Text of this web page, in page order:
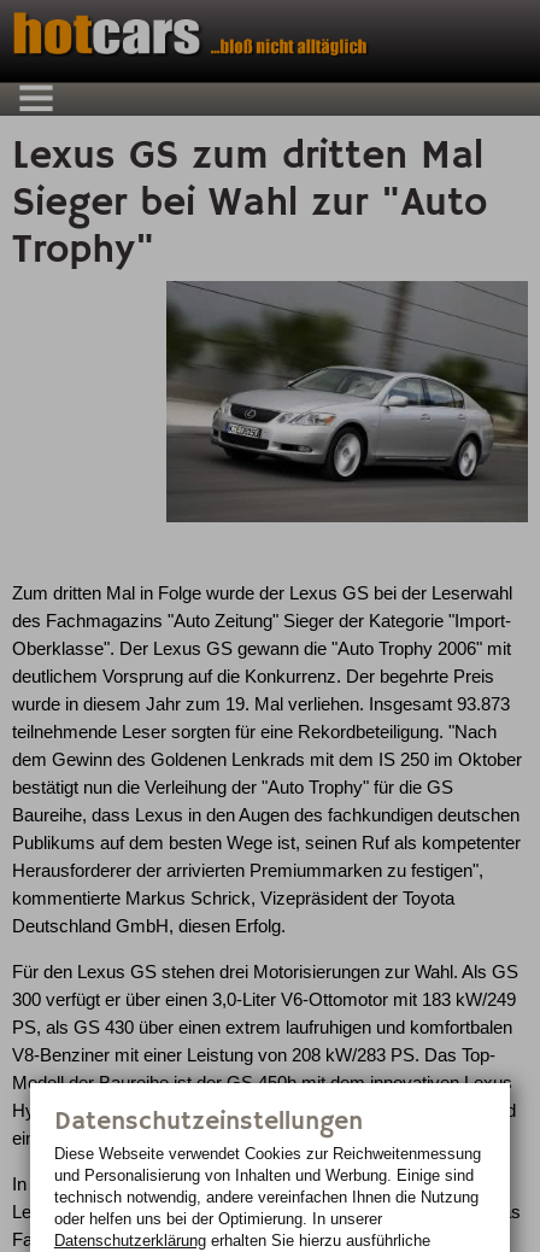
Lexus GS zum dritten Mal
Sieger bei Wahl zur "Auto
Trophy"
Zum dritten Mal in Folge wurde der Lexus GS bei der Leserwahl
des Fachmagazins "Auto Zeitung" Sieger der Kategorie "Import-
Oberklasse". Der Lexus GS gewann die "Auto Trophy 2006" mit
deutlichem Vorsprung auf die Konkurrenz. Der begehrte Preis
wurde in diesem Jahr zum 19. Mal verliehen. Insgesamt 93.873
teilnehmende Leser sorgten für eine Rekordbeteiligung. "Nach
dem Gewinn des Goldenen Lenkrads mit dem IS 250 im Oktober
bestätigt nun die Verleihung der "Auto Trophy" für die GS
Baureihe, dass Lexus in den Augen des fachkundigen deutschen
Publikums auf dem besten Wege ist, seinen Ruf als kompetenter
Herausforderer der arrivierten Premiummarken zu festigen",
kommentierte Markus Schrick, Vizepräsident der Toyota
Deutschland GmbH, diesen Erfolg.
Für den Lexus GS stehen drei Motorisierungen zur Wahl. Als GS
300 verfügt er über einen 3,0-Liter V6-Ottomotor mit 183 kW/249
PS, als GS 430 über einen extrem laufruhigen und komfortbalen
V8-Benziner mit einer Leistung von 208 kW/283 PS. Das Top-
Modell der Baureihe ist der GS 450h mit dem innovativen Lexus
Hybridantrieb, der eine Systemleistung von 254 kW/ 345 PS und
einen Normverbrauch von nur 7,9 Litern auf 100 km realisiert.
In der Luxus-Klasse belegte der erstmals zur Wahl antretende
Lexus LS 600h den zweiten Platz der Importwertung, obwohl das
Fahrzeug erst 2007 auf den Markt kommt. Das Flaggschiff der
Datenschutzeinstellungen
Diese Webseite verwendet Cookies zur Reichweiten­messung
und Personalisierung von Inhalten und Werbung. Einige sind
technisch notwendig, andere vereinfachen Ihnen die Nutzung
oder helfen uns bei der Optimierung. In unserer
Datenschutzerklärungerhalten Sie hierzu ausführliche